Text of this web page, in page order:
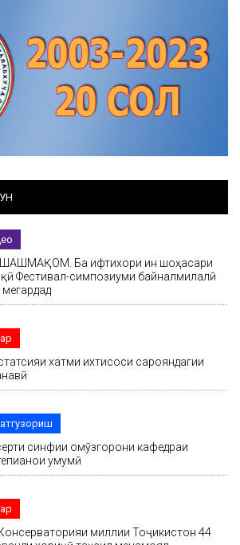
ШАШМАҚОМ. Ба ифтихори ин шоҳасари
Фестивал-симпозиуми байналмилалӣ
хатми ихтисоси сарояндагии
синфии омӯзгорони кафедраи
умумӣ
миллии Тоҷикистон 44